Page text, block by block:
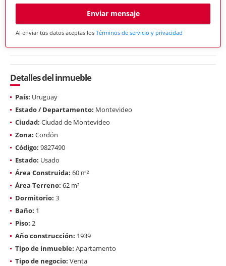
Enviar mensaje
Al enviar tus datos aceptas los Términos de servicio y privacidad
Detalles del inmueble
País: Uruguay
Estado / Departamento: Montevideo
Ciudad: Ciudad de Montevideo
Zona: Cordón
Código: 9827490
Estado: Usado
Área Construida: 60 m²
Área Terreno: 62 m²
Dormitorio: 3
Baño: 1
Piso: 2
Año construcción: 1939
Tipo de inmueble: Apartamento
Tipo de negocio: Venta